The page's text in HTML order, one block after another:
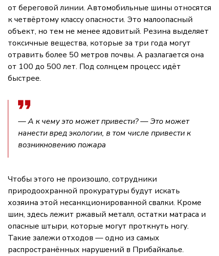
от береговой линии. Автомобильные шины относятся
к четвёртому классу опасности. Это малоопасный
объект, но тем не менее ядовитый. Резина выделяет
токсичные вещества, которые за три года могут
отравить более 50 метров почвы. А разлагается она
от 100 до 500 лет. Под солнцем процесс идёт
быстрее.
— А к чему это может привести? — Это может
нанести вред экологии, в том числе привести к
возникновению пожара
Чтобы этого не произошло, сотрудники
природоохранной прокуратуры будут искать
хозяина этой несанкционированной свалки. Кроме
шин, здесь лежит ржавый металл, остатки матраса и
опасные штыри, которые могут проткнуть ногу.
Такие залежи отходов — одно из самых
распространённых нарушений в Прибайкалье.